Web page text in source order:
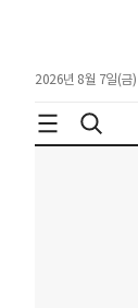
2026년 8월 7일(금)